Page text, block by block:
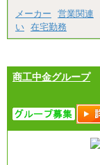
メーカー
営業関連
い 在宅勤務
商工中金グループ